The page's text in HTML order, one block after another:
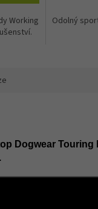
Working
Odolný
Dogwear